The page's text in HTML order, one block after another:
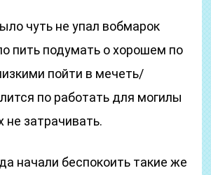
чуть не упал вобмарок
пить подумать о хорошем по
пойти в мечеть/
по работать для могилы
не затрачивать.
начали беспокоить такие же